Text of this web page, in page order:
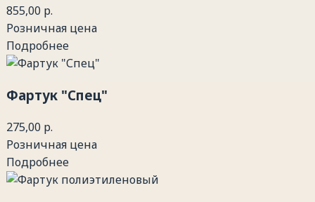
855,00 р.
Розничная цена
Подробнее
Фартук "Спец"
275,00 р.
Розничная цена
Подробнее